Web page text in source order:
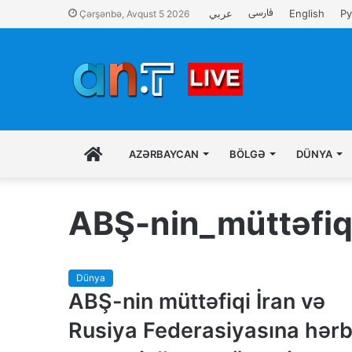
Çərşənbə, Avqust 5 2026 عربي فارسی English
İLK AZƏRBAYCAN BÖLGƏ DÜNYA
ABŞ-
Dünya
ABŞ-nin müttəfiqi İran və
Rusiya Federasiyasına